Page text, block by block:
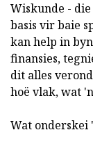
Wiskunde -
basis vir baie
kan help in
finansies,
dit alles
hoë vlak, wat
Wat onderskei